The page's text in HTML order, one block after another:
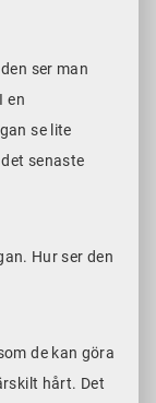
ser man
en
se lite
senaste
Hur ser den
de kan göra
hårt. Det